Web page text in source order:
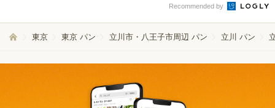
Recommended by
東京 東京 パン 立川市・八王子市周辺 パン 立川 パン